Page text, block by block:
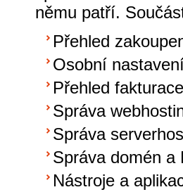
němu patří.
Přehled
Osobní
Přehled fakturace
Správa
Správa
Správa domén a
Nástroje a